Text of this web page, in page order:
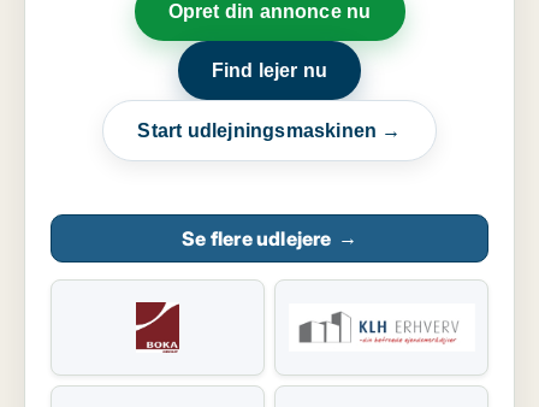
Opret din annonce nu
Find lejer nu
Start udlejningsmaskinen →
Se flere udlejere →